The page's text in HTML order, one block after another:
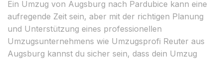
Ein Umzug von Augsburg nach Pardubice kann eine
aufregende Zeit sein, aber mit der richtigen Planung
und Unterstützung eines professionellen
Umzugsunternehmens wie Umzugsprofi Reuter aus
Augsburg kannst du sicher sein, dass dein Umzug